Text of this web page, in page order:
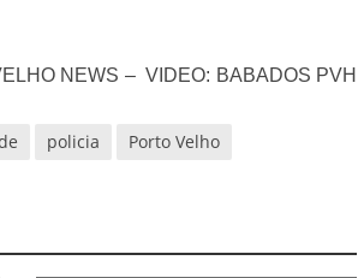
NEWS – VIDEO: BABADOS PVH
policia Porto Velho